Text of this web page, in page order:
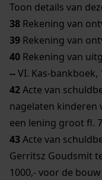
Toon details van
38 Rekening van
39 Rekening van
40 Rekening van
--VI. Kas-bankboek,
42Acte van
nagelaten kinderen
een lening groot fl.
43Acte van
Gerritsz Goudsmit
1000,- voor de